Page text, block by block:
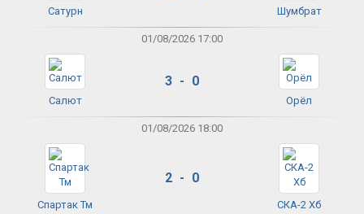
Сатурн Шумбрат
01/08/2026 17:00
Салют
3 - 0
Орёл
01/08/2026 18:00
Спартак Тм
2 - 0
СКА-2 Хб